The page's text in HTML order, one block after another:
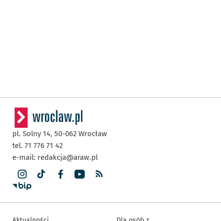
pl. Solny 14, 50-062 Wrocław
tel. 71 776 71 42
e-mail: redakcja@araw.pl